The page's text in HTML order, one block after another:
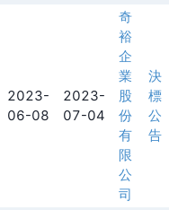
2023-
06-08
2023-
07-04
奇
裕
企
業
股
份
有
限
公
司
決
標
公
告